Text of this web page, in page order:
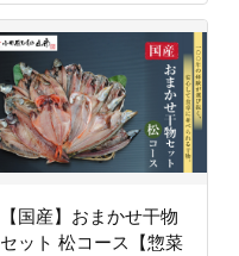
【国産】おまかせ干物
セット 松コース【惣菜